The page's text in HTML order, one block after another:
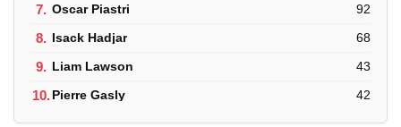
7. Oscar Piastri 92
8. Isack Hadjar 68
9. Liam Lawson 43
10.Pierre Gasly 42